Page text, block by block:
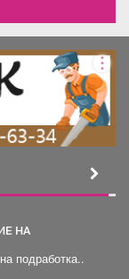
подработка..